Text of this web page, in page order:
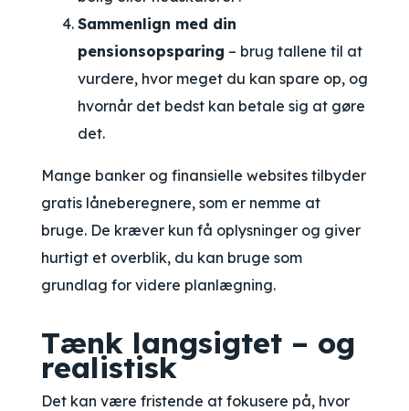
Sammenlign med din
pensionsopsparing – brug tallene til at
vurdere, hvor meget du kan spare op, og
hvornår det bedst kan betale sig at gøre
det.
Mange banker og finansielle websites tilbyder
gratis låneberegnere, som er nemme at
bruge. De kræver kun få oplysninger og giver
hurtigt et overblik, du kan bruge som
grundlag for videre planlægning.
Tænk langsigtet – og
realistisk
Det kan være fristende at fokusere på, hvor